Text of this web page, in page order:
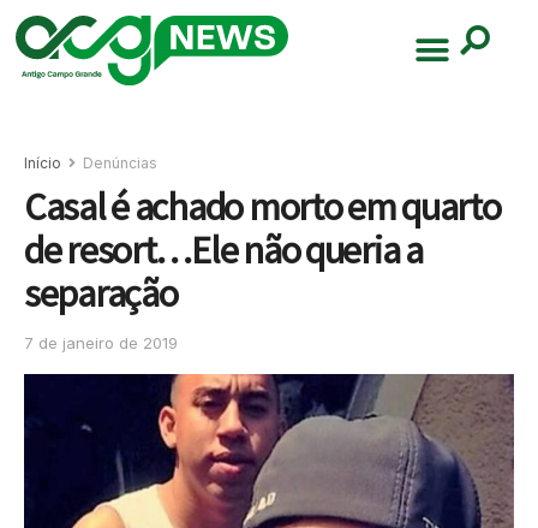
Início Denúncias
Casal é achado morto em quarto
de resort…Ele não queria a
separação
7 de janeiro de 2019